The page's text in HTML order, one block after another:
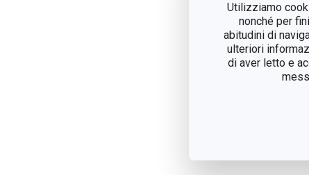
Utilizziamo
nonché per
abitudini di
ulteriori
di aver letto e